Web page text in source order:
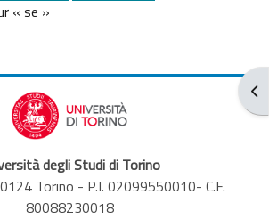
« se »
degli Studi di Torino
Torino - P.I. 02099550010- C.F.
80088230018